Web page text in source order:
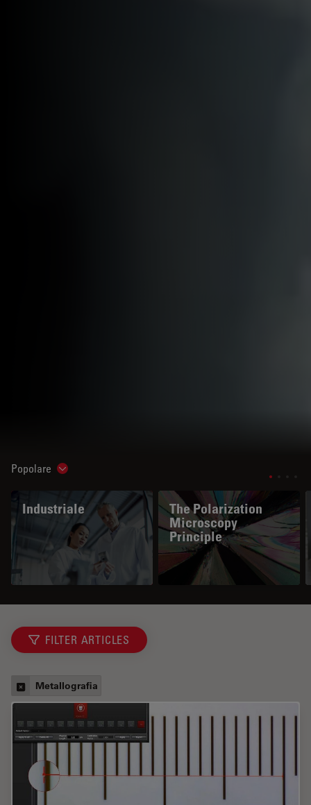
Popolare Show subnavigation
Industriale
The Polarization
Microscopy
Principle
FILTER ARTICLES
Metallografia